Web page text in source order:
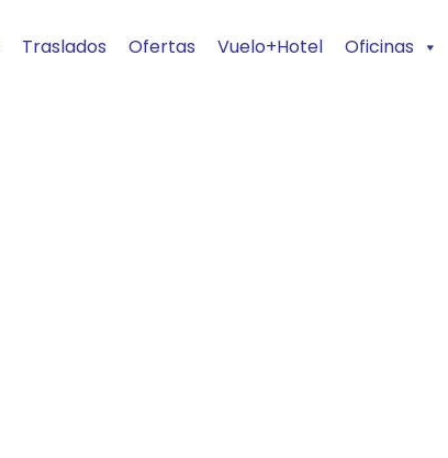
Traslados Ofertas Vuelo+Hotel Oficinas